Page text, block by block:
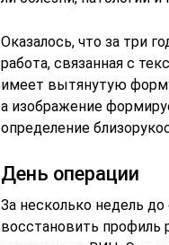
Оказалось, что за три
работа, связанная с
имеет вытянутую
а изображение
определение
День операции
За несколько недель
восстановить профиль